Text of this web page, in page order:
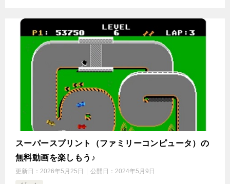
スーパースプリント（ファミリーコンピュータ）の
無料動画を楽しもう♪
更新日： 2026年5月25日 公開日： 2024年5月9日